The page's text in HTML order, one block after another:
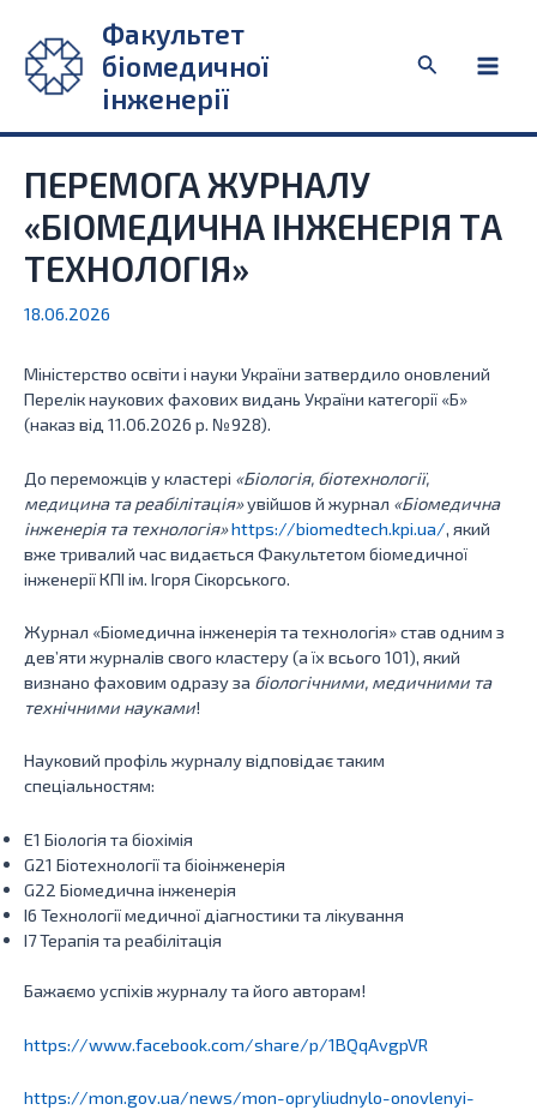
вмісту
Факультет
біомедичної
інженерії
Пошук
ПЕРЕМОГА ЖУРНАЛУ
«БІОМЕДИЧНА ІНЖЕНЕРІЯ ТА
ТЕХНОЛОГІЯ»
18.06.2026
Міністерство освіти і науки України затвердило оновлений
Перелік наукових фахових видань України категорії «Б»
(наказ від 11.06.2026 р. №928).
До переможців у кластері «Біологія, біотехнології,
медицина та реабілітація»увійшов й журнал «Біомедична
інженерія та технологія»https://biomedtech.kpi.ua/ , який
вже тривалий час видається Факультетом біомедичної
інженерії КПІ ім. Ігоря Сікорського.
Журнал «Біомедична інженерія та технологія» став одним з
дев’яти журналів свого кластеру (а їх всього 101), який
визнано фаховим одразу за біологічними, медичними та
технічними науками!
Науковий профіль журналу відповідає таким
спеціальностям:
Е1 Біологія та біохімія
G21 Біотехнології та біоінженерія
G22 Біомедична інженерія
І6 Технології медичної діагностики та лікування
І7 Терапія та реабілітація
Бажаємо успіхів журналу та його авторам!
https://www.facebook.com/share/p/1BQqAvgpVR
https://mon.gov.ua/news/mon-opryliudnylo-onovlenyi-